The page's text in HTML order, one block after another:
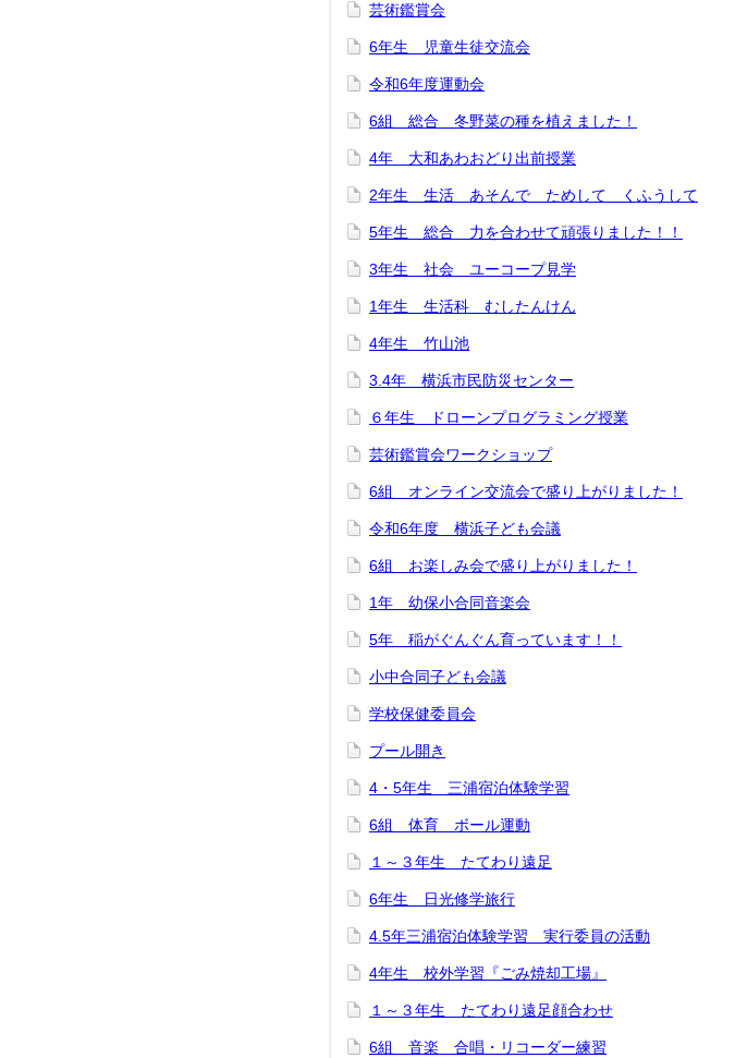
芸術鑑賞会
6年生 児童生徒交流会
令和6年度運動会
6組 総合 冬野菜の種を植えました！
4年 大和あわおどり出前授業
2年生 生活 あそんで ためして くふうして
5年生 総合 力を合わせて頑張りました！！
3年生 社会 ユーコープ見学
1年生 生活科 むしたんけん
4年生 竹山池
3.4年 横浜市民防災センター
６年生 ドローンプログラミング授業
芸術鑑賞会ワークショップ
6組 オンライン交流会で盛り上がりました！
令和6年度 横浜子ども会議
6組 お楽しみ会で盛り上がりました！
1年 幼保小合同音楽会
5年 稲がぐんぐん育っています！！
小中合同子ども会議
学校保健委員会
プール開き
4・5年生 三浦宿泊体験学習
6組 体育 ボール運動
１～３年生 たてわり遠足
6年生 日光修学旅行
4.5年三浦宿泊体験学習 実行委員の活動
4年生 校外学習『ごみ焼却工場』
１～３年生 たてわり遠足顔合わせ
6組 音楽 合唱・リコーダー練習